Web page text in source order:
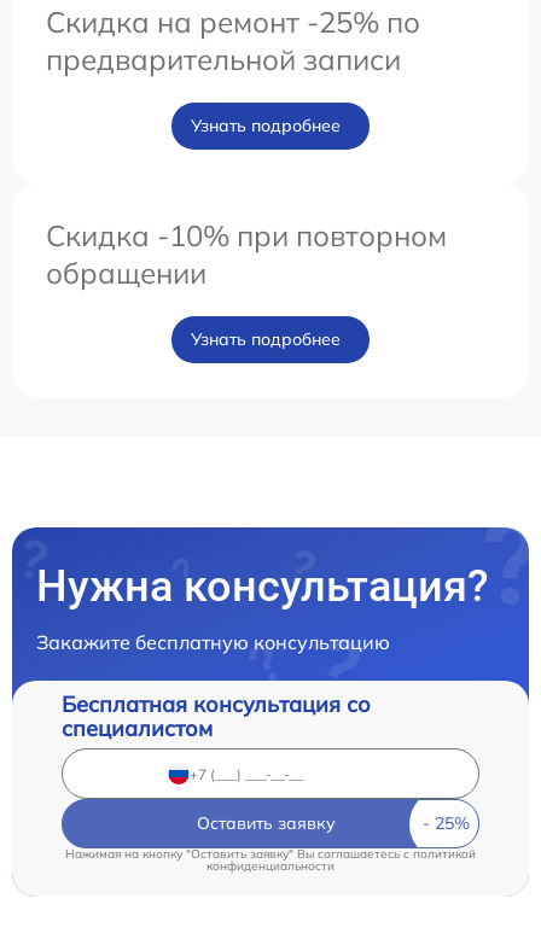
Скидка на ремонт -25% по
предварительной записи
Узнать подробнее
Скидка -10% при повторном
обращении
Узнать подробнее
Нужна консультация?
Закажите бесплатную консультацию
Бесплатная консультация со
специалистом
Оставить заявку
Нажимая на кнопку "Оставить заявку" Вы соглашаетесь cполитикой
конфиденциальности